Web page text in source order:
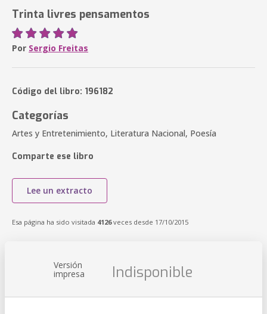
Trinta livres pensamentos
Por Sergio Freitas
Código del libro: 196182
Categorías
Artes y Entretenimiento, Literatura Nacional, Poesía
Comparte ese libro
Lee un extracto
Esa página ha sido visitada 4126veces desde 17/10/2015
Versión
impresa Indisponible